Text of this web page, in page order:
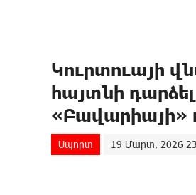
Կուրտուայի
հայտնի
«Բավարիայի»
Սպորտ 19 Մարտ, 2026